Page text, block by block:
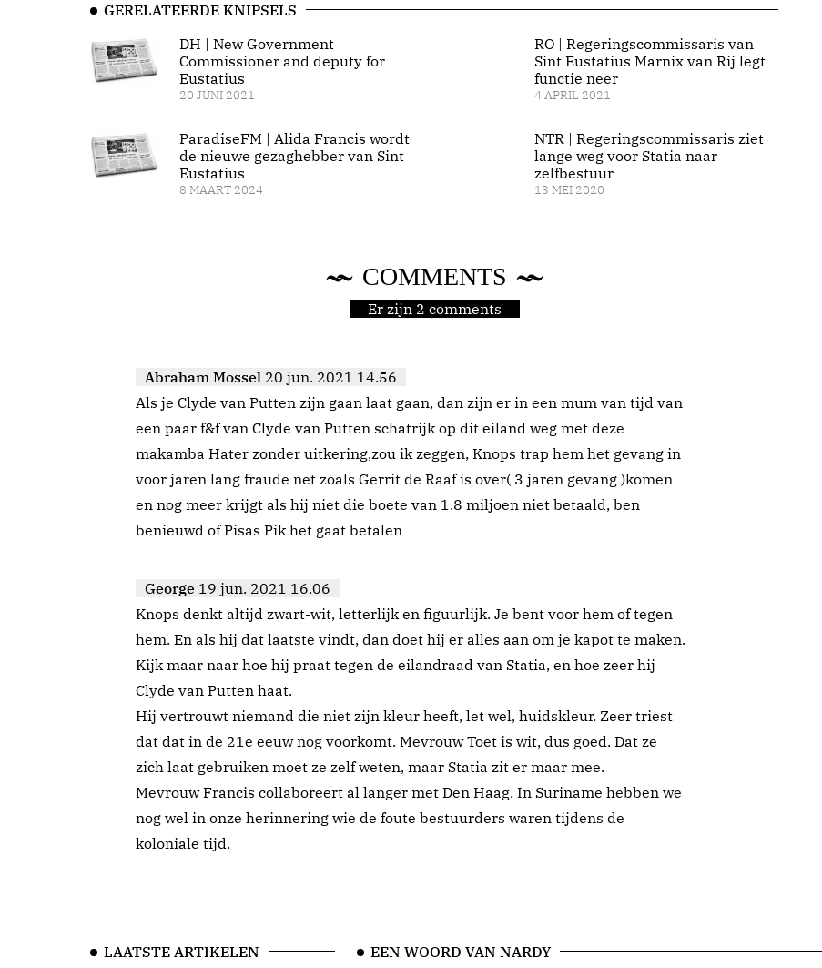
GERELATEERDE KNIPSELS
DH | New Government
Commissioner and deputy for
Eustatius
20 JUNI 2021
ParadiseFM | Alida Francis wordt
de nieuwe gezaghebber van Sint
Eustatius
8 MAART 2024
RO | Regeringscommissaris van
Sint Eustatius Marnix van Rij legt
functie neer
4 APRIL 2021
NTR | Regeringscommissaris ziet
lange weg voor Statia naar
zelfbestuur
13 MEI 2020
COMMENTS
Er zijn 2 comments
Abraham Mossel 20 jun. 2021 14.56
Als je Clyde van Putten zijn gaan laat gaan, dan zijn er in een mum van tijd van
een paar f&f van Clyde van Putten schatrijk op dit eiland weg met deze
makamba Hater zonder uitkering,zou ik zeggen, Knops trap hem het gevang in
voor jaren lang fraude net zoals Gerrit de Raaf is over( 3 jaren gevang )komen
en nog meer krijgt als hij niet die boete van 1.8 miljoen niet betaald, ben
benieuwd of Pisas Pik het gaat betalen
George 19 jun. 2021 16.06
Knops denkt altijd zwart-wit, letterlijk en figuurlijk. Je bent voor hem of tegen
hem. En als hij dat laatste vindt, dan doet hij er alles aan om je kapot te maken.
Kijk maar naar hoe hij praat tegen de eilandraad van Statia, en hoe zeer hij
Clyde van Putten haat.
Hij vertrouwt niemand die niet zijn kleur heeft, let wel, huidskleur. Zeer triest
dat dat in de 21e eeuw nog voorkomt. Mevrouw Toet is wit, dus goed. Dat ze
zich laat gebruiken moet ze zelf weten, maar Statia zit er maar mee.
Mevrouw Francis collaboreert al langer met Den Haag. In Suriname hebben we
nog wel in onze herinnering wie de foute bestuurders waren tijdens de
koloniale tijd.
LAATSTE ARTIKELEN
EEN WOORD VAN NARDY